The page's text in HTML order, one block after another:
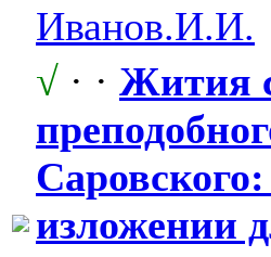
Иванов.И.И.
√ · · Жития
изложении